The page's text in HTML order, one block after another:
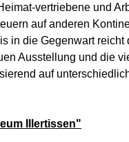
vertriebene und
auf anderen
in die Gegenwart reicht
Ausstellung und die
auf
Illertissen"